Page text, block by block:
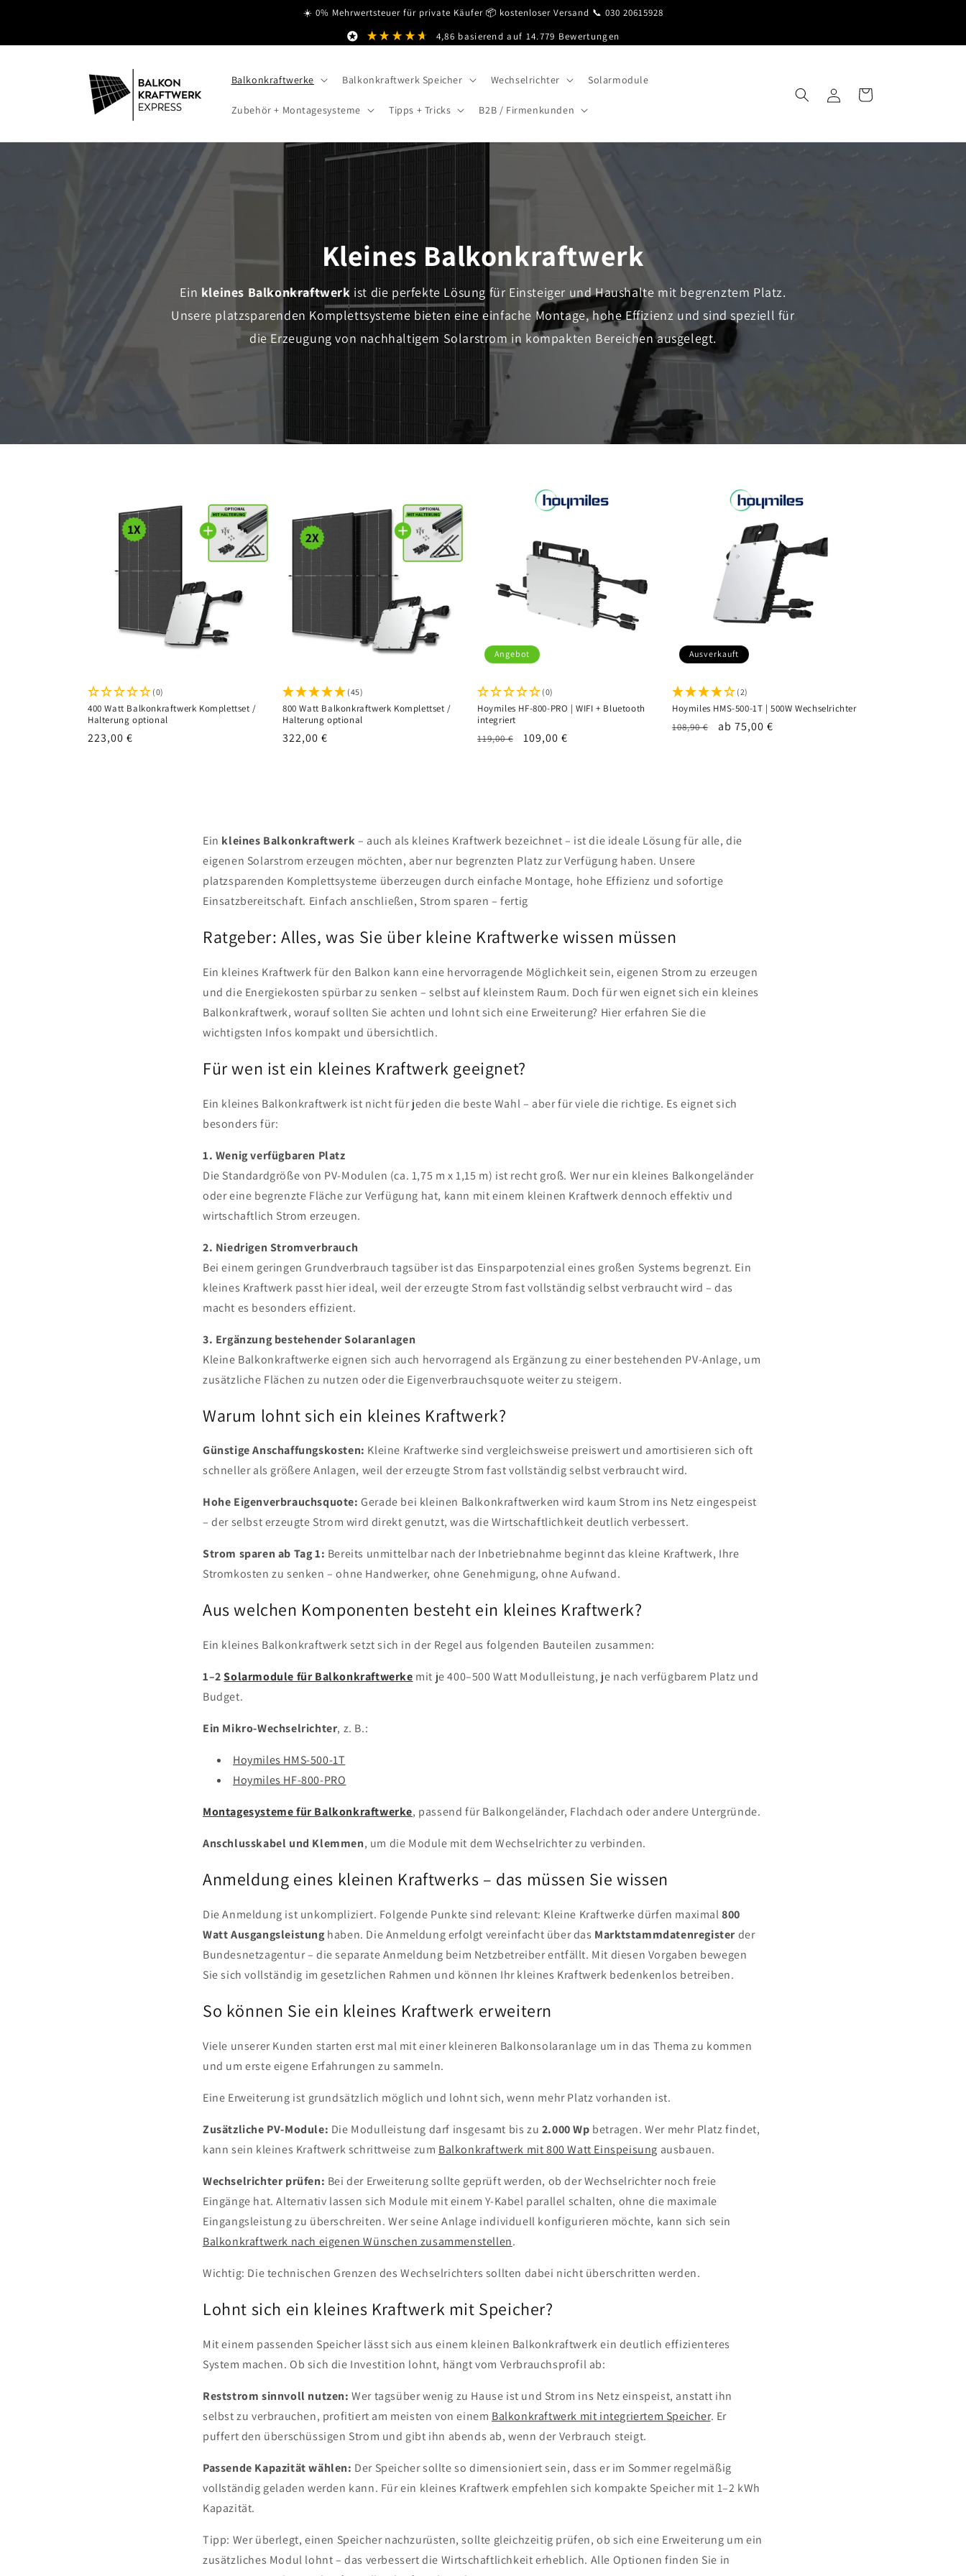
☀️ 0% Mehrwertsteuer für private Käufer 📦 kostenloser Versand 📞 030 20615928
4,86 basierend auf 14.779 Bewertungen
Balkonkraftwerke Balkonkraftwerk Speicher Wechselrichter Solarmodule
Zubehör + Montagesysteme Tipps + Tricks B2B / Firmenkunden
EinloggenWarenkorb
Kleines Balkonkraftwerk
Ein kleines Balkonkraftwerk ist die perfekte Lösung für Einsteiger und Haushalte mit begrenztem Platz.
Unsere platzsparenden Komplettsysteme bieten eine einfache Montage, hohe Effizienz und sind speziell für
die Erzeugung von nachhaltigem Solarstrom in kompakten Bereichen ausgelegt.
(0)
400 Watt Balkonkraftwerk Komplettset /
Halterung optional
Normaler
223,00 €
(45)
800 Watt Balkonkraftwerk Komplettset /
Halterung optional
Normaler
322,00 €
Angebot
(0)
Hoymiles HF-800-PRO | WIFI + Bluetooth
integriert
Normaler
119,00 € Verkaufspreis
109,00 €
Ausverkauft
(2)
Hoymiles HMS-500-1T | 500W Wechselrichter
Normaler
108,90 € Verkaufspreis
ab 75,00 €
Ein kleines Balkonkraftwerk– auch als kleines Kraftwerk bezeichnet – ist die ideale Lösung für alle, die
eigenen Solarstrom erzeugen möchten, aber nur begrenzten Platz zur Verfügung haben. Unsere
platzsparenden Komplettsysteme überzeugen durch einfache Montage, hohe Effizienz und sofortige
Einsatzbereitschaft. Einfach anschließen, Strom sparen – fertig
Ratgeber: Alles, was Sie über kleine Kraftwerke wissen müssen
Ein kleines Kraftwerk für den Balkon kann eine hervorragende Möglichkeit sein, eigenen Strom zu erzeugen
und die Energiekosten spürbar zu senken – selbst auf kleinstem Raum. Doch für wen eignet sich ein kleines
Balkonkraftwerk, worauf sollten Sie achten und lohnt sich eine Erweiterung? Hier erfahren Sie die
wichtigsten Infos kompakt und übersichtlich.
Für wen ist ein kleines Kraftwerk geeignet?
Ein kleines Balkonkraftwerk ist nicht für jeden die beste Wahl – aber für viele die richtige. Es eignet sich
besonders für:
1. Wenig verfügbaren Platz
Die Standardgröße von PV-Modulen (ca. 1,75 m x 1,15 m) ist recht groß. Wer nur ein kleines Balkongeländer
oder eine begrenzte Fläche zur Verfügung hat, kann mit einem kleinen Kraftwerk dennoch effektiv und
wirtschaftlich Strom erzeugen.
2. Niedrigen Stromverbrauch
Bei einem geringen Grundverbrauch tagsüber ist das Einsparpotenzial eines großen Systems begrenzt. Ein
kleines Kraftwerk passt hier ideal, weil der erzeugte Strom fast vollständig selbst verbraucht wird – das
macht es besonders effizient.
3. Ergänzung bestehender Solaranlagen
Kleine Balkonkraftwerke eignen sich auch hervorragend als Ergänzung zu einer bestehenden PV-Anlage, um
zusätzliche Flächen zu nutzen oder die Eigenverbrauchsquote weiter zu steigern.
Warum lohnt sich ein kleines Kraftwerk?
Günstige Anschaffungskosten: Kleine Kraftwerke sind vergleichsweise preiswert und amortisieren sich oft
schneller als größere Anlagen, weil der erzeugte Strom fast vollständig selbst verbraucht wird.
Hohe Eigenverbrauchsquote: Gerade bei kleinen Balkonkraftwerken wird kaum Strom ins Netz eingespeist
– der selbst erzeugte Strom wird direkt genutzt, was die Wirtschaftlichkeit deutlich verbessert.
Strom sparen ab Tag 1: Bereits unmittelbar nach der Inbetriebnahme beginnt das kleine Kraftwerk, Ihre
Stromkosten zu senken – ohne Handwerker, ohne Genehmigung, ohne Aufwand.
Aus welchen Komponenten besteht ein kleines Kraftwerk?
Ein kleines Balkonkraftwerk setzt sich in der Regel aus folgenden Bauteilen zusammen:
1–2Solarmodule für Balkonkraftwerke mit je 400–500 Watt Modulleistung, je nach verfügbarem Platz und
Budget.
Ein Mikro-Wechselrichter, z. B.:
Hoymiles HMS-500-1T
Hoymiles HF-800-PRO
Montagesysteme für Balkonkraftwerke, passend für Balkongeländer, Flachdach oder andere Untergründe.
Anschlusskabel und Klemmen, um die Module mit dem Wechselrichter zu verbinden.
Anmeldung eines kleinen Kraftwerks – das müssen Sie wissen
Die Anmeldung ist unkompliziert. Folgende Punkte sind relevant: Kleine Kraftwerke dürfen maximal800
Watt Ausgangsleistung haben. Die Anmeldung erfolgt vereinfacht über das Marktstammdatenregisterder
Bundesnetzagentur – die separate Anmeldung beim Netzbetreiber entfällt. Mit diesen Vorgaben bewegen
Sie sich vollständig im gesetzlichen Rahmen und können Ihr kleines Kraftwerk bedenkenlos betreiben.
So können Sie ein kleines Kraftwerk erweitern
Viele unserer Kunden starten erst mal mit einer kleineren Balkonsolaranlage um in das Thema zu kommen
und um erste eigene Erfahrungen zu sammeln.
Eine Erweiterung ist grundsätzlich möglich und lohnt sich, wenn mehr Platz vorhanden ist.
Zusätzliche PV-Module: Die Modulleistung darf insgesamt bis zu 2.000 Wp betragen. Wer mehr Platz findet,
kann sein kleines Kraftwerk schrittweise zum Balkonkraftwerk mit 800 Watt Einspeisung ausbauen.
Wechselrichter prüfen: Bei der Erweiterung sollte geprüft werden, ob der Wechselrichter noch freie
Eingänge hat. Alternativ lassen sich Module mit einem Y-Kabel parallel schalten, ohne die maximale
Eingangsleistung zu überschreiten. Wer seine Anlage individuell konfigurieren möchte, kann sich sein
Balkonkraftwerk nach eigenen Wünschen zusammenstellen.
Wichtig: Die technischen Grenzen des Wechselrichters sollten dabei nicht überschritten werden.
Lohnt sich ein kleines Kraftwerk mit Speicher?
Mit einem passenden Speicher lässt sich aus einem kleinen Balkonkraftwerk ein deutlich effizienteres
System machen. Ob sich die Investition lohnt, hängt vom Verbrauchsprofil ab:
Reststrom sinnvoll nutzen: Wer tagsüber wenig zu Hause ist und Strom ins Netz einspeist, anstatt ihn
selbst zu verbrauchen, profitiert am meisten von einem Balkonkraftwerk mit integriertem Speicher. Er
puffert den überschüssigen Strom und gibt ihn abends ab, wenn der Verbrauch steigt.
Passende Kapazität wählen: Der Speicher sollte so dimensioniert sein, dass er im Sommer regelmäßig
vollständig geladen werden kann. Für ein kleines Kraftwerk empfehlen sich kompakte Speicher mit 1–2 kWh
Kapazität.
Tipp: Wer überlegt, einen Speicher nachzurüsten, sollte gleichzeitig prüfen, ob sich eine Erweiterung um ein
zusätzliches Modul lohnt – das verbessert die Wirtschaftlichkeit erheblich. Alle Optionen finden Sie in